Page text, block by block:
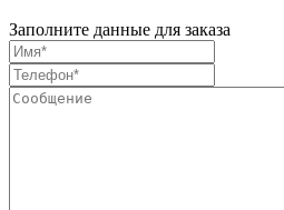
Заполните данные для заказа